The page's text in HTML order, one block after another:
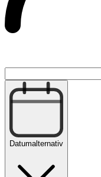
Datumalternativ